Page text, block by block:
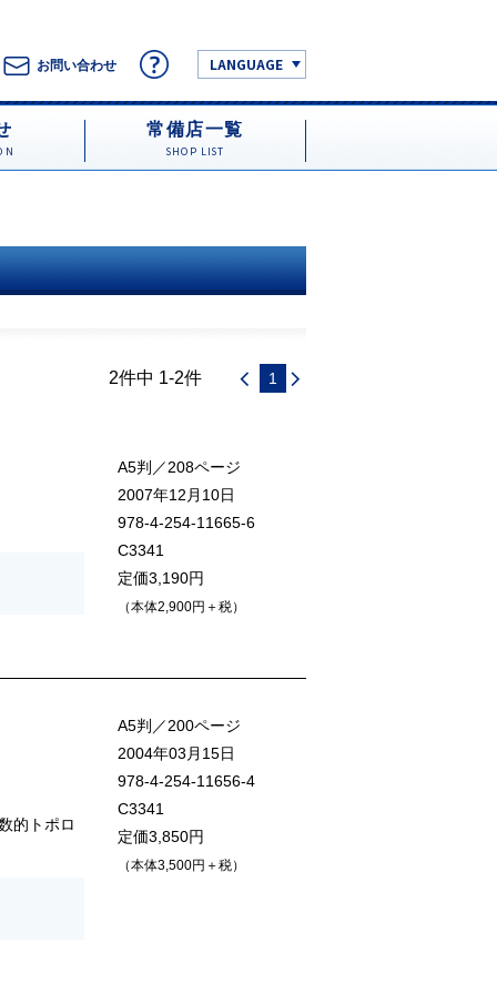
お問い合わせ LANGUAGE
常備店一覧
SHOP LIST
2件中 1-2件 1
A5判／208ページ
2007年12月10日
978-4-254-11665-6
C3341
定価3,190円
（本体2,900円＋税）
的トポロ
A5判／200ページ
2004年03月15日
978-4-254-11656-4
C3341
定価3,850円
（本体3,500円＋税）